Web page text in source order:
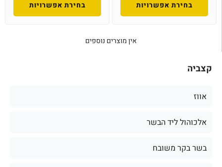
קצביה
אווז
אלכוהול ליד הבשר
בשר בקר משובח
בחירת אפשרויות בחירת אפשרויות
אין מוצרים נוספים